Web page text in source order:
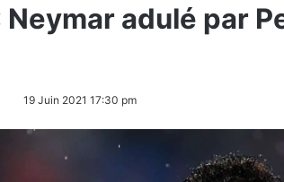
Neymar adulé par
19 Juin 2021 17:30 pm